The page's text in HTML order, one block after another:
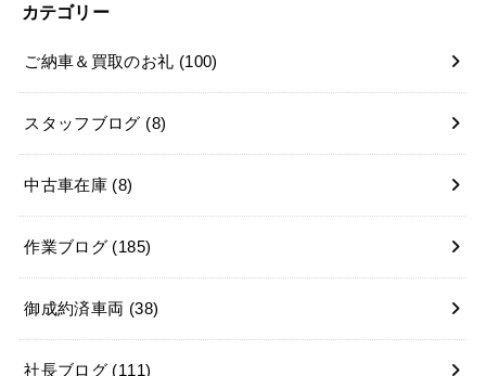
カテゴリー
ご納車＆買取のお礼 (100)
スタッフブログ (8)
中古車在庫 (8)
作業ブログ (185)
御成約済車両 (38)
社長ブログ (111)